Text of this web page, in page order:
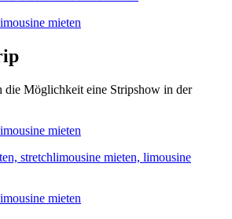
die Möglichkeit eine Stripshow in der